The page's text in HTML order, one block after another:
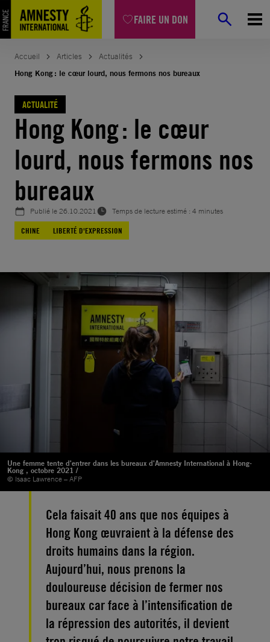
FAIRE UN DON
Aller
au
contenu
Accueil Articles
Actualités
Hong Kong : le cœur lourd, nous fermons nos bureaux
ACTUALITÉ
Hong Kong : le cœur
lourd, nous fermons nos
bureaux
Publié le26.10.2021
Temps de lecture estimé : 4 minutes
CHINE
LIBERTÉ D'EXPRESSION
Une femme tente d'entrer dans les bureaux d'Amnesty International à Hong-
Kong , octobre 2021 /
© Isaac Lawrence – AFP
Cela faisait 40 ans que nos équipes à
Hong Kong œuvraient à la défense des
droits humains dans la région.
Aujourd’hui, nous prenons la
douloureuse décision de fermer nos
bureaux car face à l’intensification de
la répression des autorités, il devient